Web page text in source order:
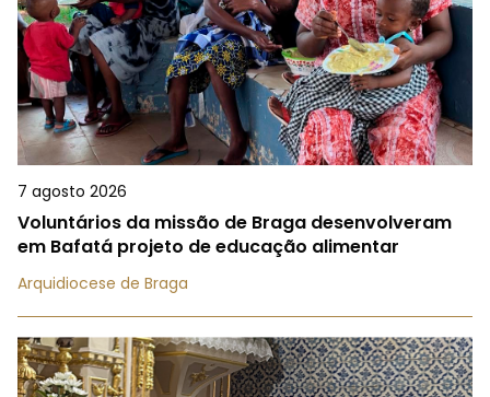
7 agosto 2026
Voluntários da missão de Braga desenvolveram
em Bafatá projeto de educação alimentar
Arquidiocese de Braga